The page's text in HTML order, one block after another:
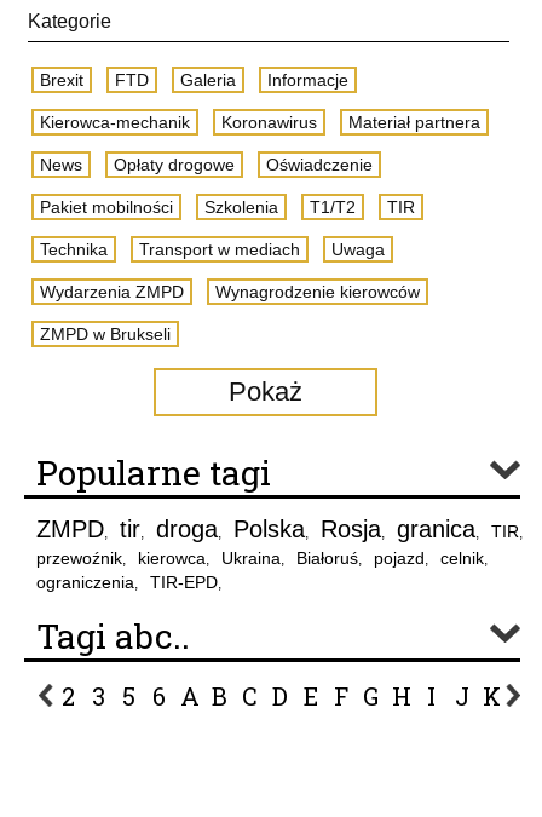
Kategorie
Brexit FTD Galeria Informacje
Kierowca-mechanik Koronawirus Materiał partnera
News Opłaty drogowe Oświadczenie
Pakiet mobilności Szkolenia T1/T2 TIR
Technika Transport w mediach Uwaga
Wydarzenia ZMPD Wynagrodzenie kierowców
ZMPD w Brukseli
Pokaż
Popularne tagi
ZMPD, tir, droga, Polska, Rosja, granica, TIR,
przewoźnik, kierowca, Ukraina, Białoruś, pojazd, celnik,
ograniczenia, TIR-EPD,
Tagi abc..
2 3 5 6 A B C D E F G H I J K L